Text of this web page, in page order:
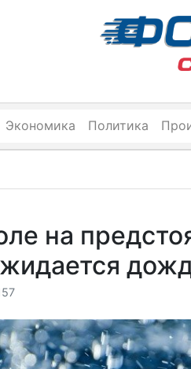
Экономика Политика
на